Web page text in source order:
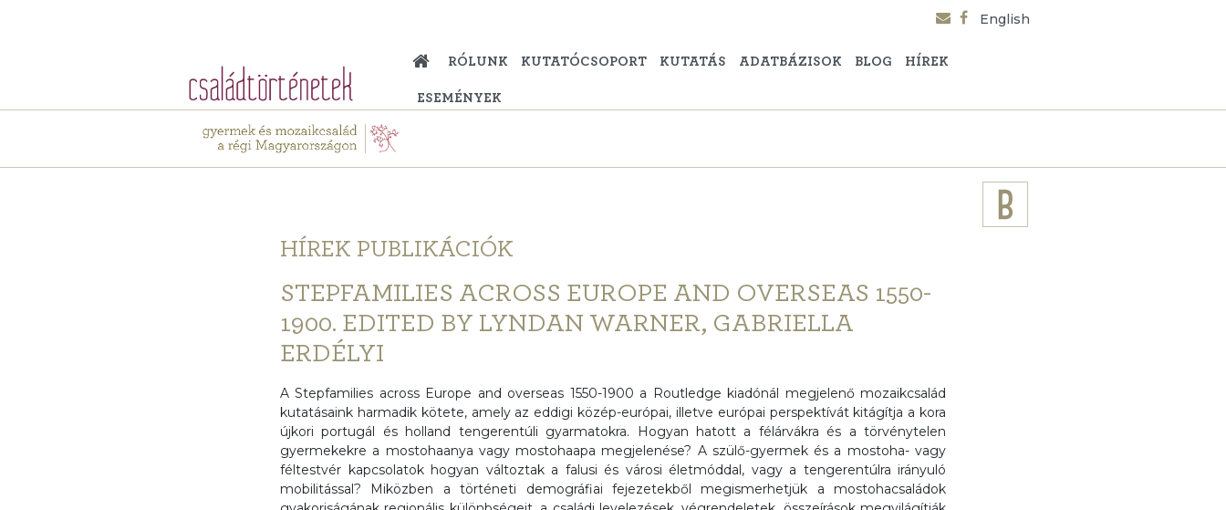
English
RÓLUNK KUTATÓCSOPORT KUTATÁS ADATBÁZISOK BLOG HÍREK
ESEMÉNYEK
HÍREK PUBLIKÁCIÓK
STEPFAMILIES ACROSS EUROPE AND OVERSEAS 1550-
1900. EDITED BY LYNDAN WARNER, GABRIELLA
ERDÉLYI
A Stepfamilies across Europe and overseas 1550-1900 a Routledge kiadónál megjelenő mozaikcsalád
kutatásaink harmadik kötete, amely az eddigi közép-európai, illetve európai perspektívát kitágítja a kora
újkori portugál és holland tengerentúli gyarmatokra. Hogyan hatott a félárvákra és a törvénytelen
gyermekekre a mostohaanya vagy mostohaapa megjelenése? A szülő-gyermek és a mostoha- vagy
féltestvér kapcsolatok hogyan változtak a falusi és városi életmóddal, vagy a tengerentúlra irányuló
mobilitással? Miközben a történeti demográfiai fejezetekből megismerhetjük a mostohacsaládok